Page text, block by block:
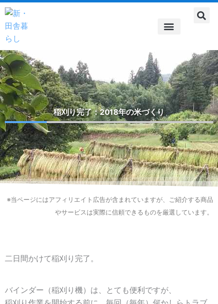
内
容
を
ス
キ
ッ
プ
稲刈り完了：2018年の米づくり
※当ページにはアフィリエイト広告が含まれていますが、ご紹介する商品
やサービスは実際に信頼できるものを厳選しています。
二日間かけて稲刈り完了。
バインダー（稲刈り機）は、とても便利ですが、